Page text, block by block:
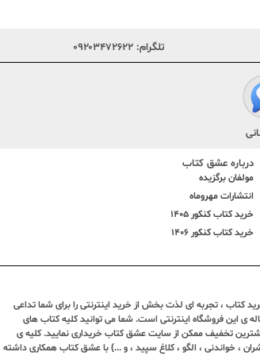
تلگرام: ۰۹۲۰۳۴۷۲۶۲۲
درباره عشق کتاب
مولفان برگزیده
انتشارات مهروماه
خرید کتاب کنکور 1405
خرید کتاب کنکور 1406
کتاب ، تجربه ای لذت بخش از خرید اینترنتی را برای شما تداعی
ساله ی این فروشگاه اینترنتی است. شما می توانید کلیه کتاب های
تخفیف ممکن از سایت عشق کتاب خریداری نمایید. کلیه ی
، خواندنی ، الگو ، کلاغ سپید ، و ...) با عشق کتاب همکاری داشته